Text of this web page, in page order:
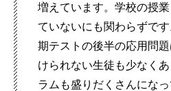
増えています。学校の授
ていないにも関わらずで
期テストの後半の応用問
けられない生徒も少なく
ラムも盛りだくさんにな